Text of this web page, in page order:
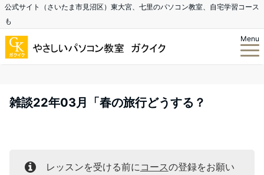
公式サイト（さいたま市見沼区）東大宮、七里のパソコン教室、自宅学習コース
も
Menu
雑談22年03月「春の旅行どうする？
レッスンを受ける前にコースの登録をお願い